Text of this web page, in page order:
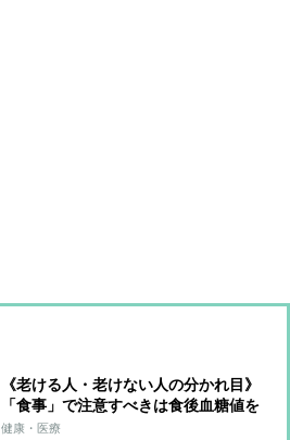
《老ける人・老けない人の分かれ目》
「食事」で注意すべきは食後血糖値を
急上昇させる「高GI食品」 多くの食
健康・医療